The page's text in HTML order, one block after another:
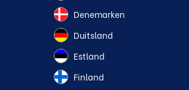
Denemarken
Duitsland
Estland
Finland